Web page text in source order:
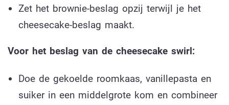
Zet het brownie-beslag opzij terwijl je het
cheesecake-beslag maakt.
Voor het beslag van de cheesecake swirl:
Doe de gekoelde roomkaas, vanillepasta en
suiker in een middelgrote kom en combineer